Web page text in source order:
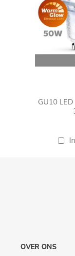
GU10
OVER ONS